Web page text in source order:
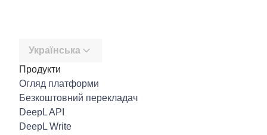
Українська
Продукти
Огляд платформи
Безкоштовний перекладач
DeepL API
DeepL Write